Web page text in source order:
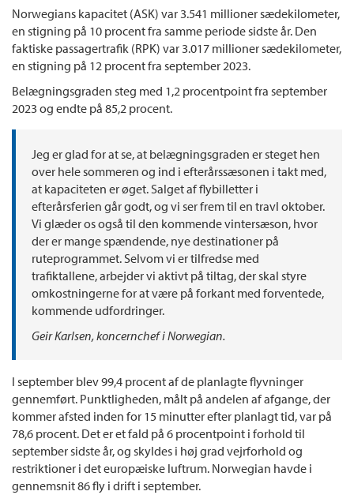
Norwegians kapacitet (ASK) var 3.541 millioner sædekilometer,
en stigning på 10 procent fra samme periode sidste år. Den
faktiske passagertrafik (RPK) var 3.017 millioner sædekilometer,
en stigning på 12 procent fra september 2023.
Belægningsgraden steg med 1,2 procentpoint fra september
2023 og endte på 85,2 procent.
Jeg er glad for at se, at belægningsgraden er steget hen
over hele sommeren og ind i efterårssæsonen i takt med,
at kapaciteten er øget. Salget af flybilletter i
efterårsferien går godt, og vi ser frem til en travl oktober.
Vi glæder os også til den kommende vintersæson, hvor
der er mange spændende, nye destinationer på
ruteprogrammet. Selvom vi er tilfredse med
trafiktallene, arbejder vi aktivt på tiltag, der skal styre
omkostningerne for at være på forkant med forventede,
kommende udfordringer.
Geir Karlsen, koncernchef i Norwegian.
I september blev 99,4 procent af de planlagte flyvninger
gennemført. Punktligheden, målt på andelen af afgange, der
kommer afsted inden for 15 minutter efter planlagt tid, var på
78,6 procent. Det er et fald på 6 procentpoint i forhold til
september sidste år, og skyldes i høj grad vejrforhold og
restriktioner i det europæiske luftrum. Norwegian havde i
gennemsnit 86 fly i drift i september.